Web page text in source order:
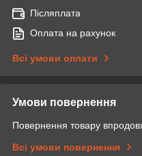
Післяплата
Оплата на рахунок
Всі умови оплати
Умови повернення
Повернення товару
Всі умови повернення